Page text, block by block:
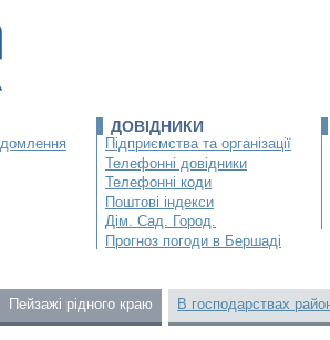
ДОВІДНИКИ
Підприємства та організації
Телефонні довідники
Телефонні коди
Поштові індекси
Дім. Сад. Город.
Прогноз погоди в Бершаді
Пейзажі рідного краю В господарствах